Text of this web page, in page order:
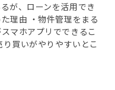
が、ローンを活用でき
理由 ・物件管理をまる
マホアプリでできるこ
買いがやりやすいとこ